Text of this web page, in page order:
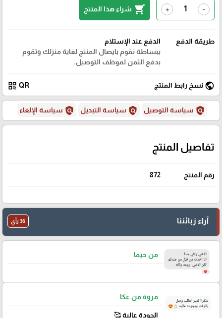
-
+
shopping_cart شراء هذا المنتج
طريقة الدفع
الدفع عند الإستلام
ببساطة نقوم بايصال المنتج لغاية منزلك وتقوم
بدفع الثمن لموظف التوصيل.
public نسخ رابط المنتج QR
qr_code
policy سياسة التوصيل policy سياسة التبديل policy سياسة الإلغاء
تفاصيل المنتج
رقم المنتج 872
آراء زبائننا 36 رأي
من حيفا
مروة من عكا
الجودة عالية 🥰